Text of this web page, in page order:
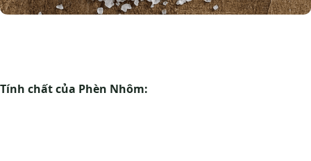
Tính chất của Phèn Nhôm: